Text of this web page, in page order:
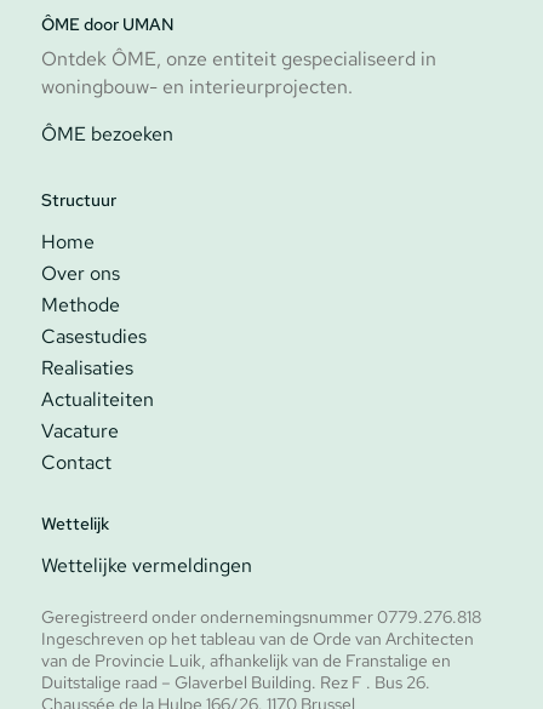
ÔME door UMAN
Ontdek ÔME, onze entiteit gespecialiseerd in
woningbouw- en interieurprojecten.
ÔME bezoeken
Structuur
Home
Over ons
Methode
Casestudies
Realisaties
Actualiteiten
Vacature
Contact
Wettelijk
Wettelijke vermeldingen
Geregistreerd onder ondernemingsnummer 0779.276.818
Ingeschreven op het tableau van de Orde van Architecten
van de Provincie Luik, afhankelijk van de Franstalige en
Duitstalige raad – Glaverbel Building. Rez F . Bus 26.